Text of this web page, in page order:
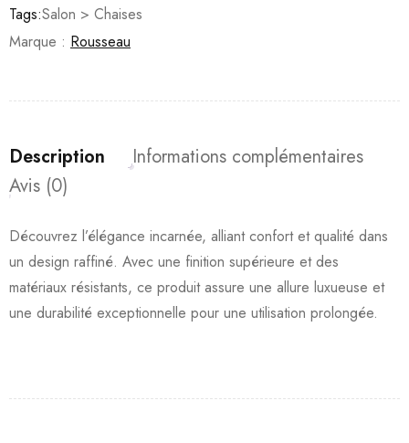
Tags:Salon > Chaises
Marque : Rousseau
Description
Informations complémentaires
Avis (0)
Découvrez l’élégance incarnée, alliant confort et qualité dans
un design raffiné. Avec une finition supérieure et des
matériaux résistants, ce produit assure une allure luxueuse et
une durabilité exceptionnelle pour une utilisation prolongée.